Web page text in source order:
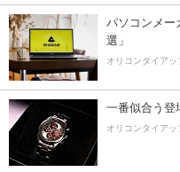
パソコンメー
選」
オリコンタイアッ
一番似合う
オリコンタイアッ